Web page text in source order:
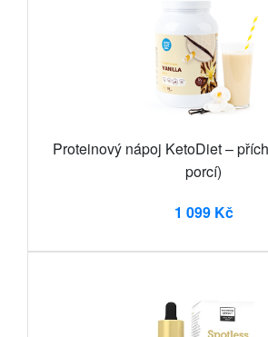
Proteinový nápoj KetoDiet –
porcí)
1 099 Kč